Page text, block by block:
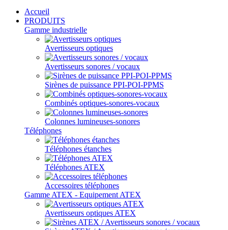
Accueil
PRODUITS
Gamme industrielle
Avertisseurs optiques
Avertisseurs sonores / vocaux
Sirènes de puissance PPI-POI-PPMS
Combinés optiques-sonores-vocaux
Colonnes lumineuses-sonores
Téléphones
Téléphones étanches
Téléphones ATEX
Accessoires téléphones
Gamme ATEX - Equipement ATEX
Avertisseurs optiques ATEX